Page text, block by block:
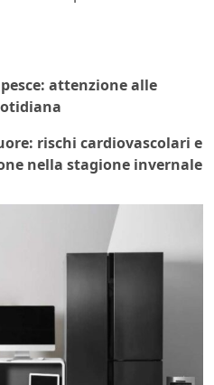
attenzione alle
rischi cardiovascolari e
nella stagione invernale